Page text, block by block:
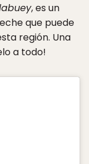
, es un
que puede
región. Una
a todo!